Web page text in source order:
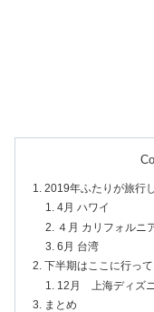
2019年ふたりが旅行
4月 ハワイ
４月 カリフォルニ
6月 台湾
下半期はここに行って
12月 上海ディズ
まとめ